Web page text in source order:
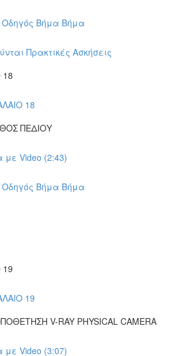
Οδηγός Βήμα Βήμα
Πρακτικές Ασκήσεις
18
ΠΕΔΙΟΥ
με Video (2:43)
Οδηγός Βήμα Βήμα
19
V-RAY PHYSICAL CAMERA
με Video (3:07)